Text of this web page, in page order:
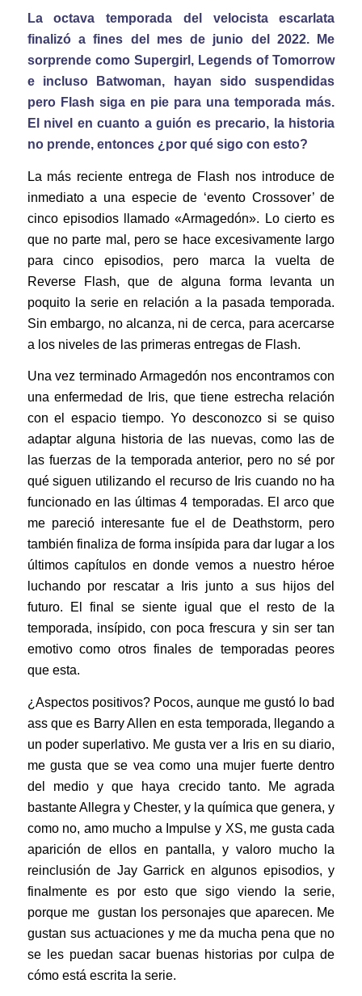
La octava temporada del velocista escarlata
finalizó a fines del mes de junio del 2022. Me
sorprende como Supergirl, Legends of Tomorrow
e incluso Batwoman, hayan sido suspendidas
pero Flash siga en pie para una temporada más.
El nivel en cuanto a guión es precario, la historia
no prende, entonces ¿por qué sigo con esto?
La más reciente entrega de Flash nos introduce de
inmediato a una especie de ‘evento Crossover’ de
cinco episodios llamado «Armagedón». Lo cierto es
que no parte mal, pero se hace excesivamente largo
para cinco episodios, pero marca la vuelta de
Reverse Flash, que de alguna forma levanta un
poquito la serie en relación a la pasada temporada.
Sin embargo, no alcanza, ni de cerca, para acercarse
a los niveles de las primeras entregas de Flash.
Una vez terminado Armagedón nos encontramos con
una enfermedad de Iris, que tiene estrecha relación
con el espacio tiempo. Yo desconozco si se quiso
adaptar alguna historia de las nuevas, como las de
las fuerzas de la temporada anterior, pero no sé por
qué siguen utilizando el recurso de Iris cuando no ha
funcionado en las últimas 4 temporadas. El arco que
me pareció interesante fue el de Deathstorm, pero
también finaliza de forma insípida para dar lugar a los
últimos capítulos en donde vemos a nuestro héroe
luchando por rescatar a Iris junto a sus hijos del
futuro. El final se siente igual que el resto de la
temporada, insípido, con poca frescura y sin ser tan
emotivo como otros finales de temporadas peores
que esta.
¿Aspectos positivos? Pocos, aunque me gustó lo bad
ass que es Barry Allen en esta temporada, llegando a
un poder superlativo. Me gusta ver a Iris en su diario,
me gusta que se vea como una mujer fuerte dentro
del medio y que haya crecido tanto. Me agrada
bastante Allegra y Chester, y la química que genera, y
como no, amo mucho a Impulse y XS, me gusta cada
aparición de ellos en pantalla, y valoro mucho la
reinclusión de Jay Garrick en algunos episodios, y
finalmente es por esto que sigo viendo la serie,
porque me gustan los personajes que aparecen. Me
gustan sus actuaciones y me da mucha pena que no
se les puedan sacar buenas historias por culpa de
cómo está escrita la serie.